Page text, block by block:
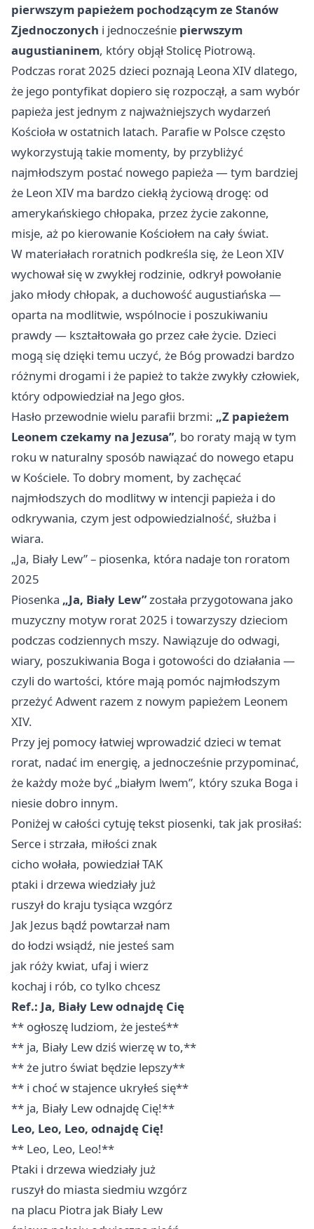
pierwszym papieżem pochodzącym ze Stanów
Zjednoczonych i jednocześnie pierwszym
augustianinem, który objął Stolicę Piotrową.
Podczas rorat 2025 dzieci poznają Leona XIV dlatego,
że jego pontyfikat dopiero się rozpoczął, a sam wybór
papieża jest jednym z najważniejszych wydarzeń
Kościoła w ostatnich latach. Parafie w Polsce często
wykorzystują takie momenty, by przybliżyć
najmłodszym postać nowego papieża — tym bardziej
że Leon XIV ma bardzo ciekłą życiową drogę: od
amerykańskiego chłopaka, przez życie zakonne,
misje, aż po kierowanie Kościołem na cały świat.
W materiałach roratnich podkreśla się, że Leon XIV
wychował się w zwykłej rodzinie, odkrył powołanie
jako młody chłopak, a duchowość augustiańska —
oparta na modlitwie, wspólnocie i poszukiwaniu
prawdy — kształtowała go przez całe życie. Dzieci
mogą się dzięki temu uczyć, że Bóg prowadzi bardzo
różnymi drogami i że papież to także zwykły człowiek,
który odpowiedział na Jego głos.
Hasło przewodnie wielu parafii brzmi: „Z papieżem
Leonem czekamy na Jezusa”, bo roraty mają w tym
roku w naturalny sposób nawiązać do nowego etapu
w Kościele. To dobry moment, by zachęcać
najmłodszych do modlitwy w intencji papieża i do
odkrywania, czym jest odpowiedzialność, służba i
wiara.
„Ja, Biały Lew” – piosenka, która nadaje ton roratom
2025
Piosenka „Ja, Biały Lew”została przygotowana jako
muzyczny motyw rorat 2025 i towarzyszy dzieciom
podczas codziennych mszy. Nawiązuje do odwagi,
wiary, poszukiwania Boga i gotowości do działania —
czyli do wartości, które mają pomóc najmłodszym
przeżyć Adwent razem z nowym papieżem Leonem
XIV.
Przy jej pomocy łatwiej wprowadzić dzieci w temat
rorat, nadać im energię, a jednocześnie przypominać,
że każdy może być „białym lwem”, który szuka Boga i
niesie dobro innym.
Poniżej w całości cytuję tekst piosenki, tak jak prosiłaś:
Serce i strzała, miłości znak
cicho wołała, powiedział TAK
ptaki i drzewa wiedziały już
ruszył do kraju tysiąca wzgórz
Jak Jezus bądź powtarzał nam
do łodzi wsiądź, nie jesteś sam
jak róży kwiat, ufaj i wierz
kochaj i rób, co tylko chcesz
Ref.: Ja, Biały Lew odnajdę Cię
** ogłoszę ludziom, że jesteś**
** ja, Biały Lew dziś wierzę w to,**
** że jutro świat będzie lepszy**
** i choć w stajence ukryłeś się**
** ja, Biały Lew odnajdę Cię!**
Leo, Leo, Leo, odnajdę Cię!
** Leo, Leo, Leo!**
Ptaki i drzewa wiedziały już
ruszył do miasta siedmiu wzgórz
na placu Piotra jak Biały Lew